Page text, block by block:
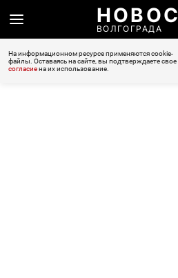
ВОЛГОГРАДА
На информационном ресурсе применяются cookie-
файлы. Оставаясь на сайте, вы подтверждаете свое
согласиена их использование.